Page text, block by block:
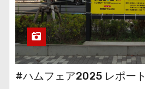
#ハムフェア2025 レポート